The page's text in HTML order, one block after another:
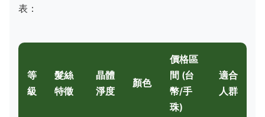
表：
等
級
髮絲
特徵
晶體
淨度
顏色
價格區
間 (台
幣/手
珠)
適合
人群